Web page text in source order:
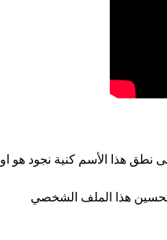
نطق هذا الأسم كنية نجود هو او
هذا الملف الشخصي